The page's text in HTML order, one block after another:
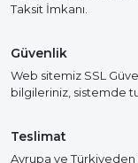
Taksit İmkanı.
Güvenlik
Web sitemiz SSL
bilgileriniz, sistemde
Teslimat
Avrupa ve